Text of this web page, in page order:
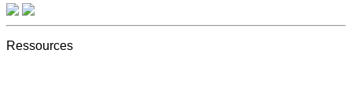
Ressources